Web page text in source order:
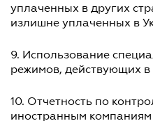
уплаченных в других
излишне уплаченных в
9. Использование
режимов, действующих в
10. Отчетность по
иностранным компаниям